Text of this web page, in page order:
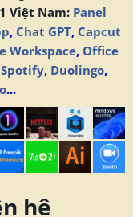
Việt Nam: Panel
, Chat GPT, Capcut
Workspace, Office
Spotify, Duolingo,
...
hệ